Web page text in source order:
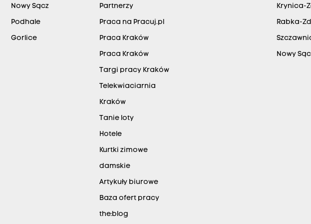
Nowy Sącz
Podhale
Gorlice
Partnerzy
Praca na Pracuj.pl
Praca Kraków
Praca Kraków
Targi pracy Kraków
Telekwiaciarnia
Kraków
Tanie loty
Hotele
Kurtki zimowe
damskie
Artykuły biurowe
Baza ofert pracy
the:blog
Krynica-
Rabka-
Nowy